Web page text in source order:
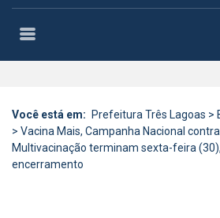
Você está em: Prefeitura Três Lagoas >
> Vacina Mais, Campanha Nacional
Multivacinação terminam sexta-feira
encerramento